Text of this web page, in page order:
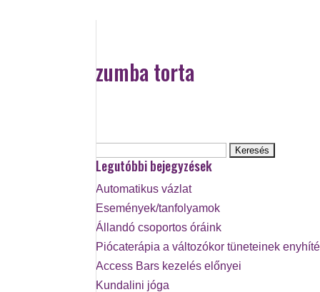
zumba torta
Legutóbbi bejegyzések
Automatikus vázlat
Események/tanfolyamok
Állandó csoportos óráink
Piócaterápia a változókor tüneteinek
Access Bars kezelés előnyei
Kundalini jóga